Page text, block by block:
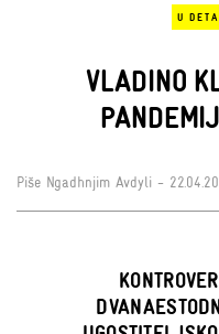
U
VLADINO
Piše Ngadhnjim Avdyli -